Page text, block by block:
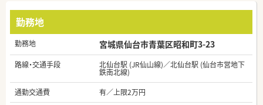
勤務地
勤務地 宮城県仙台市青葉区昭和町3-23
路線・交通手段 北仙台駅 (JR仙山線)／北仙台駅 (仙台市営地下
鉄南北線)
通勤交通費
有／上限2万円